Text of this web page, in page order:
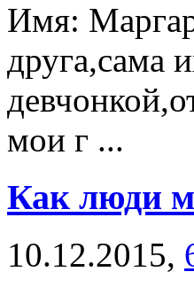
Имя:
друга,сама
мои г ...
Как люди
10.12.2015,